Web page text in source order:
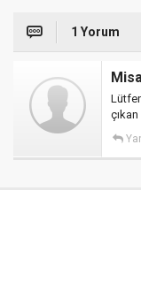
1 Yorum